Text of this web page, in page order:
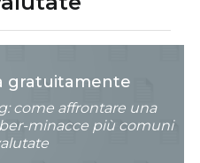
gratuitamente
come affrontare una
minacce più comuni